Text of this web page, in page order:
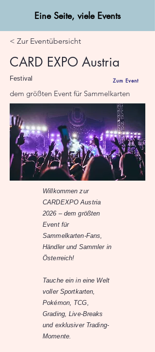
Eine Seite, viele Events
< Zur Eventübersicht
CARD EXPO Austria
Festival Zum Event
dem größten Event für Sammelkarten
Willkommen zur
CARDEXPO Austria
2026 – dem größten
Event für
Sammelkarten-Fans,
Händler und Sammler in
Österreich!
Tauche ein in eine Welt
voller Sportkarten,
Pokémon, TCG,
Grading, Live-Breaks
und exklusiver Trading-
Momente.